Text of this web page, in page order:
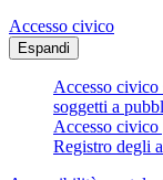
Accesso civico
Espandi
Accesso
soggetti a
Accesso civico
Registro degli